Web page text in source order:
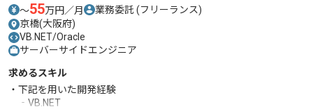
〜55万円／月 業務委託 (フリーランス)
京橋(大阪府)
VB.NET/Oracle
サーバーサイドエンジニア
求めるスキル
・下記を用いた開発経験
‐VB.NET